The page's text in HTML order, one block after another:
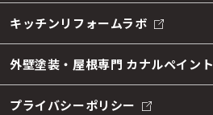
キッチンリフォームラボ
外壁塗装・屋根専門 カナルペイント
プライバシーポリシー